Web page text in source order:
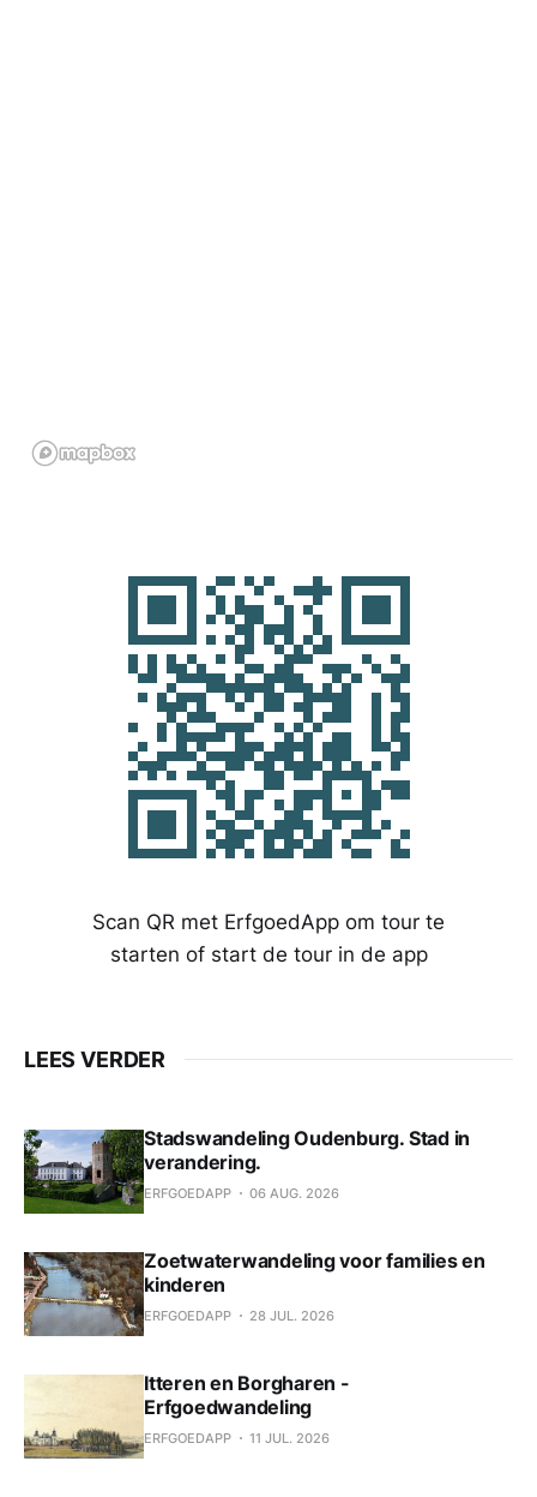
Scan QR met ErfgoedApp om tour te
starten of start de tour in de app
LEES VERDER
Stadswandeling Oudenburg. Stad in
verandering.
ERFGOEDAPP 06 AUG. 2026
Zoetwaterwandeling voor families en
kinderen
ERFGOEDAPP 28 JUL. 2026
Itteren en Borgharen -
Erfgoedwandeling
ERFGOEDAPP 11 JUL. 2026